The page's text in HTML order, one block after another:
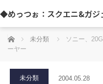
◆めっつぉ：スクエニ&ガジ
ホーム 未分類
ソニー、
ーヤー
未分類 2004.05.28